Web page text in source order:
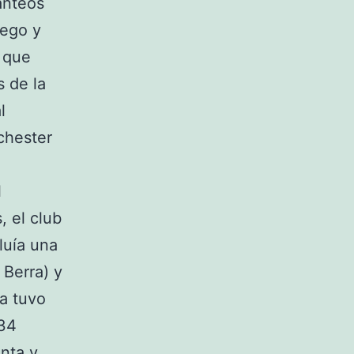
y
de la
el club
una
y
tuvo